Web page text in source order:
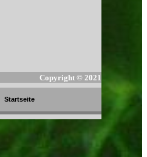
Copyright © 2021
Startseite